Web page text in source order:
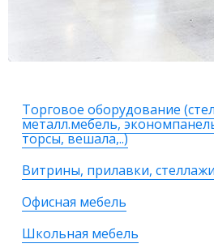
Торговое оборудование
металл.мебель,
торсы, вешала,..)
Витрины, прилавки, стеллажи
Офисная мебель
Школьная мебель